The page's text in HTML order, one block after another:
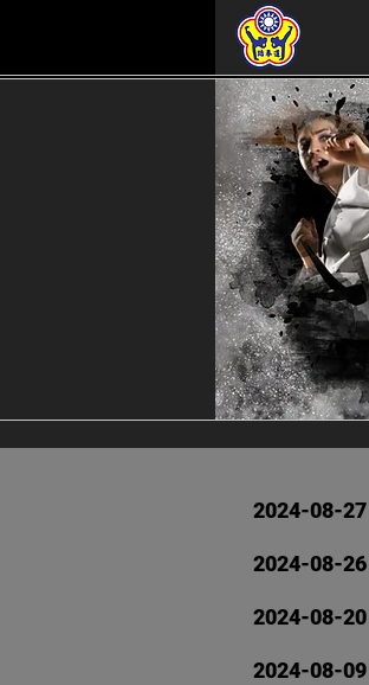
2024-08-27
2024-08-
2024-08-
2024-08-